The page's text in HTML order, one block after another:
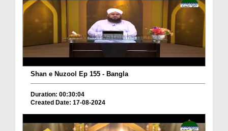
Shan e Nuzool Ep 155 - Bangla
Duration: 00:30:04
Created Date: 17-08-2024